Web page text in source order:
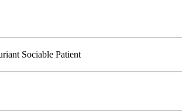
Sociable Patient